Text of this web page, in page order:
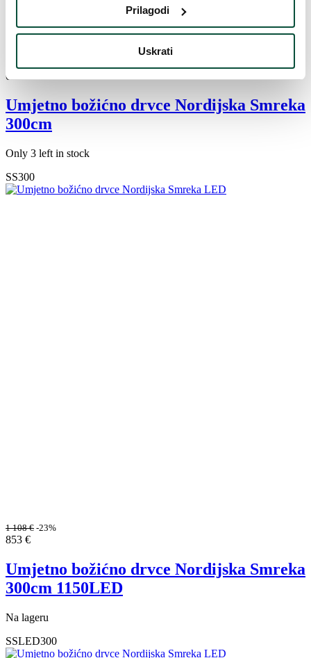
Prilagodi
Uskrati
816
628
Umjetno božićno drvce Nordijska Smreka
300cm
Only 3 left in stock
SS300
1 108€ -23%
853 €
Umjetno božićno drvce Nordijska Smreka
300cm 1150LED
Na lageru
SSLED300